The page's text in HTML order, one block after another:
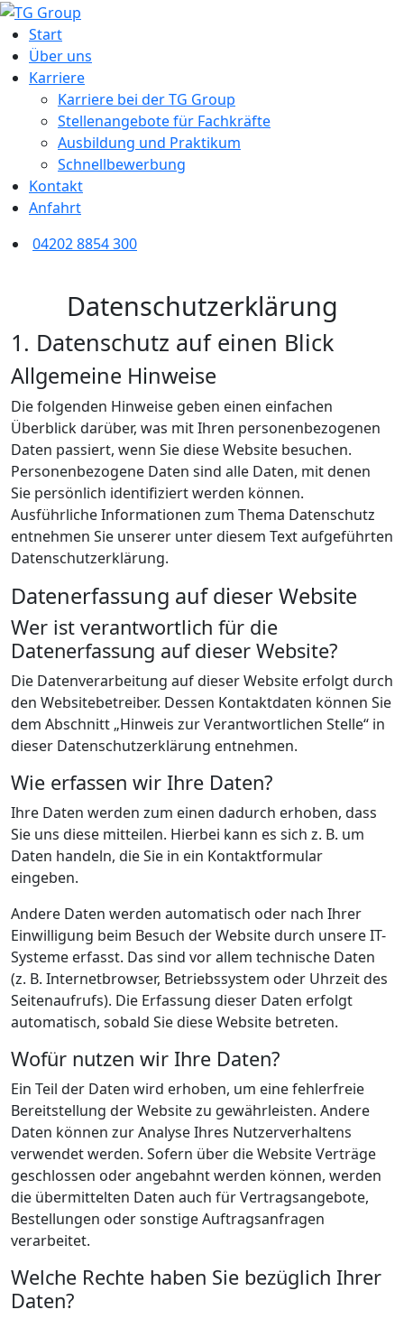
MenuStart
Über uns
Karriere
Karriere bei derTG Group
Stellenangebote für Fachkräfte
Ausbildung und Praktikum
Schnellbewerbung
Kontakt
Anfahrt
04202 8854 300
Datenschutz­erklärung
1. Datenschutz auf einen Blick
Allgemeine Hinweise
Die folgenden Hinweise geben einen einfachen
Überblick darüber, was mit Ihren personenbezogenen
Daten passiert, wenn Sie diese Website besuchen.
Personenbezogene Daten sind alle Daten, mit denen
Sie persönlich identifiziert werden können.
Ausführliche Informationen zum Thema Datenschutz
entnehmen Sie unserer unter diesem Text aufgeführten
Datenschutzerklärung.
Datenerfassung auf dieser Website
Wer ist verantwortlich für die
Datenerfassung auf dieser Website?
Die Datenverarbeitung auf dieser Website erfolgt durch
den Websitebetreiber. Dessen Kontaktdaten können Sie
dem Abschnitt „Hinweis zur Verantwortlichen Stelle“ in
dieser Datenschutzerklärung entnehmen.
Wie erfassen wir Ihre Daten?
Ihre Daten werden zum einen dadurch erhoben, dass
Sie uns diese mitteilen. Hierbei kann es sich z. B. um
Daten handeln, die Sie in ein Kontaktformular
eingeben.
Andere Daten werden automatisch oder nach Ihrer
Einwilligung beim Besuch der Website durch unsere IT-
Systeme erfasst. Das sind vor allem technische Daten
(z. B. Internetbrowser, Betriebssystem oder Uhrzeit des
Seitenaufrufs). Die Erfassung dieser Daten erfolgt
automatisch, sobald Sie diese Website betreten.
Wofür nutzen wir Ihre Daten?
Ein Teil der Daten wird erhoben, um eine fehlerfreie
Bereitstellung der Website zu gewährleisten. Andere
Daten können zur Analyse Ihres Nutzerverhaltens
verwendet werden. Sofern über die Website Verträge
geschlossen oder angebahnt werden können, werden
die übermittelten Daten auch für Vertragsangebote,
Bestellungen oder sonstige Auftragsanfragen
verarbeitet.
Welche Rechte haben Sie bezüglich Ihrer
Daten?